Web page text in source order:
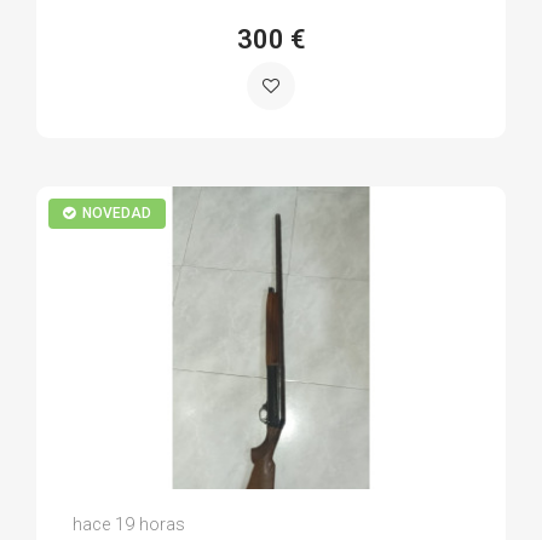
300 €
NOVEDAD
Antonio Javier A.
hace 19 horas